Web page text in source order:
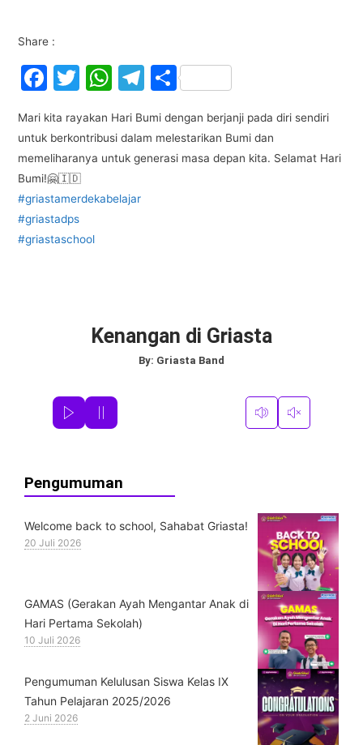
Share :
F
c
e
b
o
o
T
itt
er
W
at
s
p
T
e
gr
S
ar
e
Mari kita rayakan Hari Bumi dengan berjanji pada diri sendiri
untuk berkontribusi dalam melestarikan Bumi dan
memeliharanya untuk generasi masa depan kita. Selamat Hari
Bumi!🤗🇮🇩
#griastamerdekabelajar
#griastadps
#griastaschool
Kenangan di Griasta
By: Griasta Band
Pengumuman
Welcome back to school, Sahabat Griasta!
20 Juli 2026
GAMAS (Gerakan Ayah Mengantar Anak di
Hari Pertama Sekolah)
10 Juli 2026
Pengumuman Kelulusan Siswa Kelas IX
Tahun Pelajaran 2025/2026
2 Juni 2026